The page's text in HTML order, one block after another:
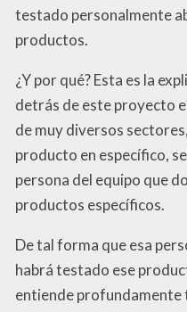
testado personalmente
productos.
¿Y por qué? Esta es la
detrás de este proyecto
de muy diversos
producto en específico,
persona del equipo que
productos específicos.
De tal forma que esa
habrá testado ese
entiende profundamente